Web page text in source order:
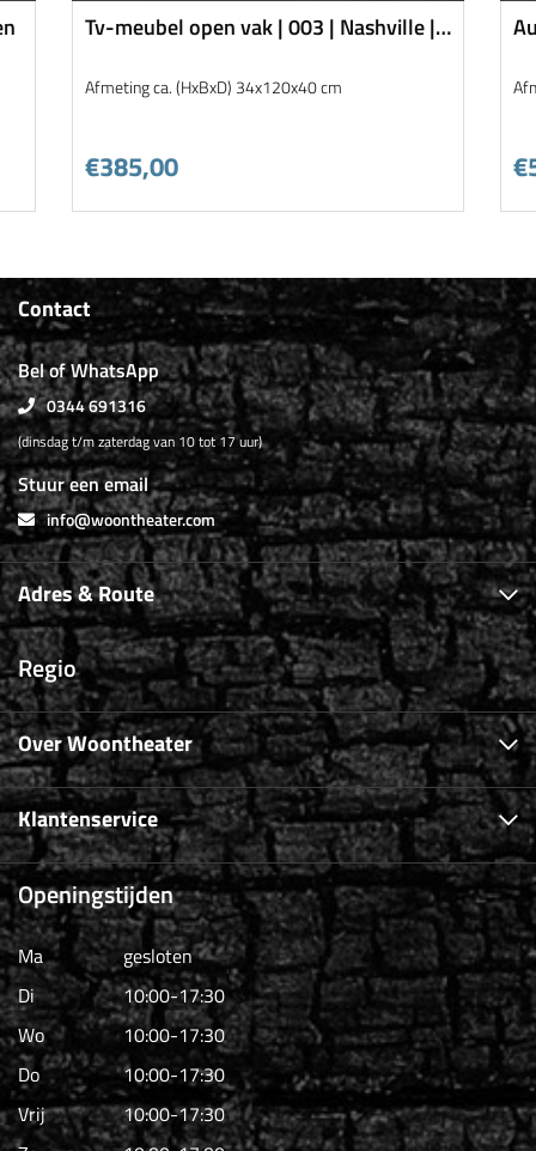
Tv-meubel open vak | 003 | Nashville |
Afmeting ca. (HxBxD) 34x120x40 cm
€385,00
Contact
Bel of WhatsApp
0344 691316
(dinsdag t/m zaterdag van 10 tot 17 uur)
Stuur een email
info@woontheater.com
Adres & Route
Regio
Over Woontheater
Klantenservice
Openingstijden
Ma
gesloten
Di
10:00-17:30
Wo
10:00-17:30
Do
10:00-17:30
Vrij
10:00-17:30